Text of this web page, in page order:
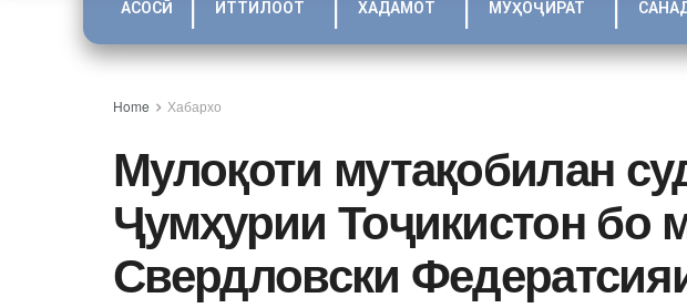
АСОСӢ ИТТИЛООТ ХАДАМОТ МУҲОҶИРАТ
Home Хабархо
Мулоқоти мутақобилан
Ҷумҳурии Тоҷикистон бо
Свердловски